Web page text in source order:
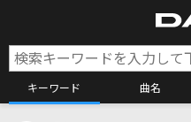
キーワード 曲名